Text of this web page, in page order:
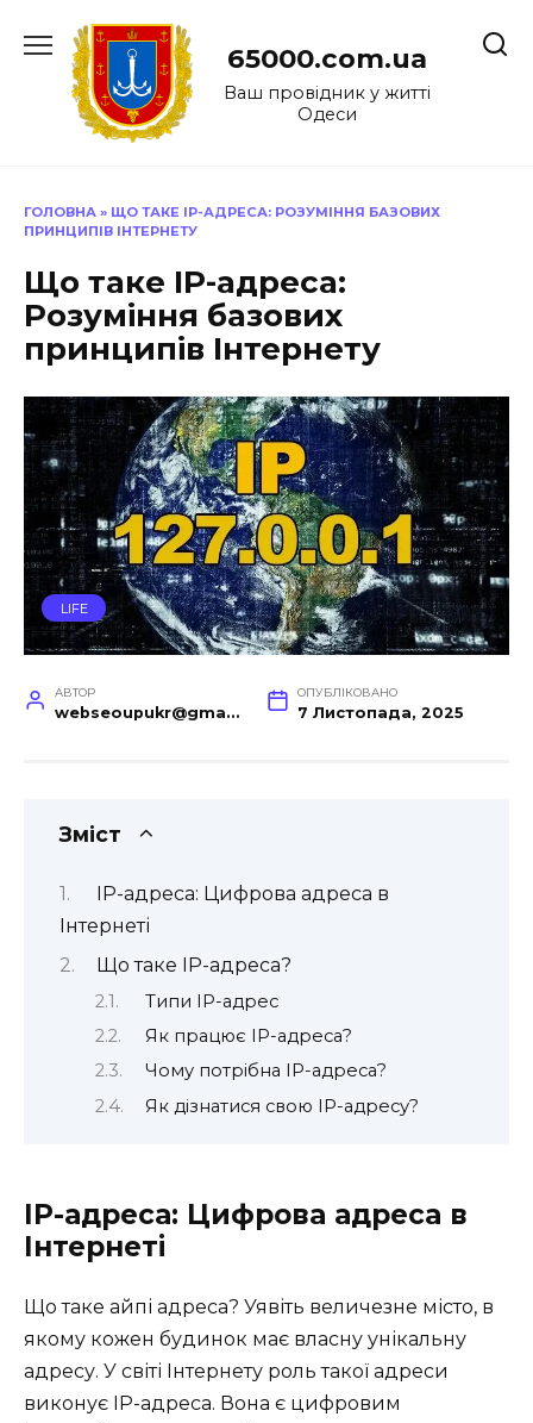
до
65000.com.ua
Ваш провідник у житті
Одеси
ГОЛОВНА » ЩО ТАКЕ IP-АДРЕСА: РОЗУМІННЯ БАЗОВИХ
ПРИНЦИПІВ ІНТЕРНЕТУ
Що таке IP-адреса:
Розуміння базових
принципів Інтернету
LIFE
АВТОР
webseoupukr@gmail.com
ОПУБЛІКОВАНО
7 Листопада, 2025
Зміст
IP-адреса: Цифрова адреса в
Інтернеті
Що таке IP-адреса?
Типи IP-адрес
Як працює IP-адреса?
Чому потрібна IP-адреса?
Як дізнатися свою IP-адресу?
IP-адреса: Цифрова адреса в
Інтернеті
Що таке айпі адреса? Уявіть величезне місто, в
якому кожен будинок має власну унікальну
адресу. У світі Інтернету роль такої адреси
виконує IP-адреса. Вона є цифровим